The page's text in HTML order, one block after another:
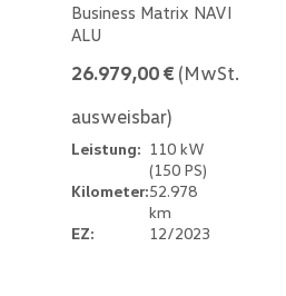
Business Matrix NAVI
ALU
26.979,00 € (MwSt.
ausweisbar)
Leistung: 110 kW
(150 PS)
Kilometer:52.978
km
EZ:
12/2023